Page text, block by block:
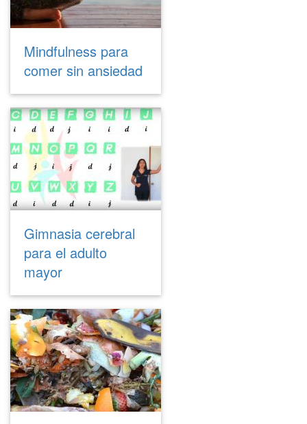
Mindfulness para
comer sin ansiedad
Gimnasia cerebral
para el adulto
mayor